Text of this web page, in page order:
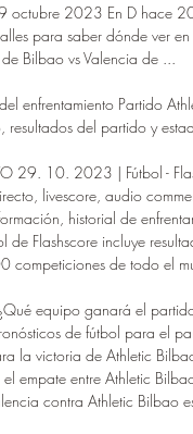
octubre 2023 En D hace
para saber dónde ver
Bilbao vs Valencia de ...
enfrentamiento Partido
del partido y
29. 10. 2023 | Fútbol -
livescore, audio
historial de
Flashscore incluye
competiciones de todo el
equipo ganará el
de fútbol para el
la victoria de Athletic
empate entre Athletic
contra Athletic Bilbao